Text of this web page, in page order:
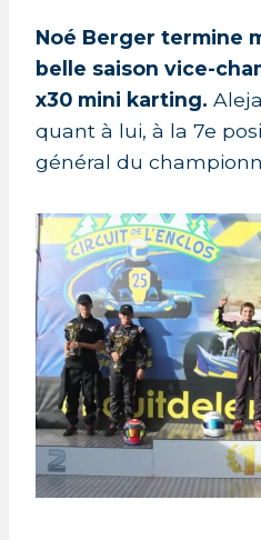
Noé Berger termine
belle saison vice-
x30 mini karting.
quant à lui, à la 7e
général du